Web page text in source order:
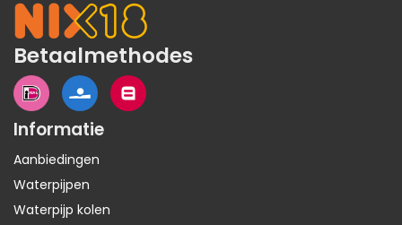
Betaalmethodes
Informatie
Aanbiedingen
Waterpijpen
Waterpijp kolen